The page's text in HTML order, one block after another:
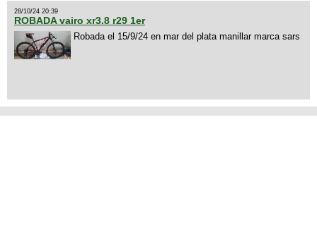
28/10/24 20:39
ROBADA vairo xr3.8 r29 1er
Robada el 15/9/24 en mar del plata manillar marca sars